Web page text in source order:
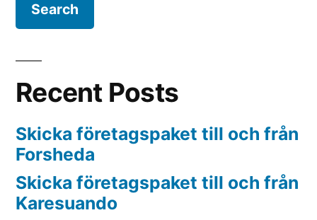
Recent Posts
Skicka företagspaket till och från
Forsheda
Skicka företagspaket till och från
Karesuando